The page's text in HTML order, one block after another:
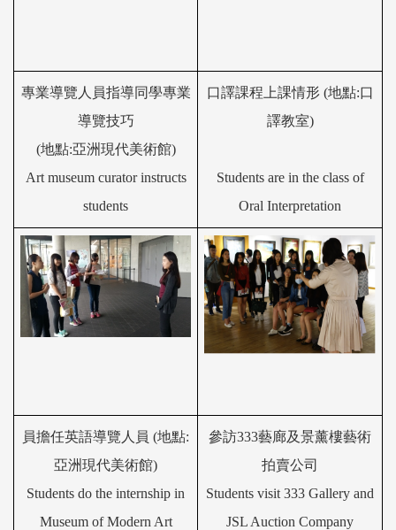
專業導覽人員指導同學專業
導覽技巧
(地點:亞洲現代美術館)
Art museum curator instructs
students
口譯課程上課情形 (地點:口
譯教室)
Students are in the class of
Oral Interpretation
員擔任英語導覽 人員 (地點:
亞洲現代美術館)
Students do the internship in
Museum of Modern Art
參訪333藝廊及景薰樓藝術
拍賣公司
Students visit 333 Gallery and
JSL Auction Company